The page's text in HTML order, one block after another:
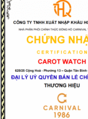
năng chống nước từ
Mức giá tầm trung
thành lựa chọn lý
tìm kiếm sự đẳng cấp
tiền.
Hãy để Carnival nâng
cách của bạn!